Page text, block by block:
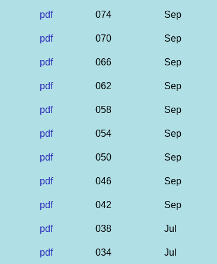
pdf 074 Sep
pdf 070 Sep
pdf 066 Sep
pdf 062 Sep
pdf 058 Sep
pdf 054 Sep
pdf 050 Sep
pdf 046 Sep
pdf 042 Sep
pdf 038 Jul
pdf 034 Jul